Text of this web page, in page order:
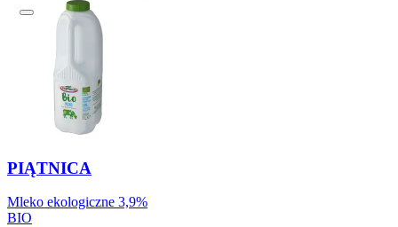
PIĄTNICA
Mleko ekologiczne 3,9%
BIO